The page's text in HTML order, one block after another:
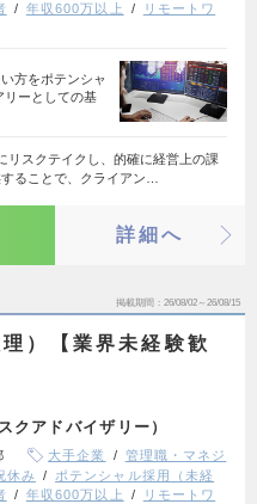
年収600万以上
リモートワ
方をポテンシャ
リーとしての基
リスクテイクし、的確に経営上の課
ることで、クライアン…
詳細へ
掲載期間 26/08/02～26/08/15
）【業界未経験歓
クアドバイザリー）
大手企業
管理職・マネジ
休み
ポテンシャル採用（未経
年収600万以上
リモートワ